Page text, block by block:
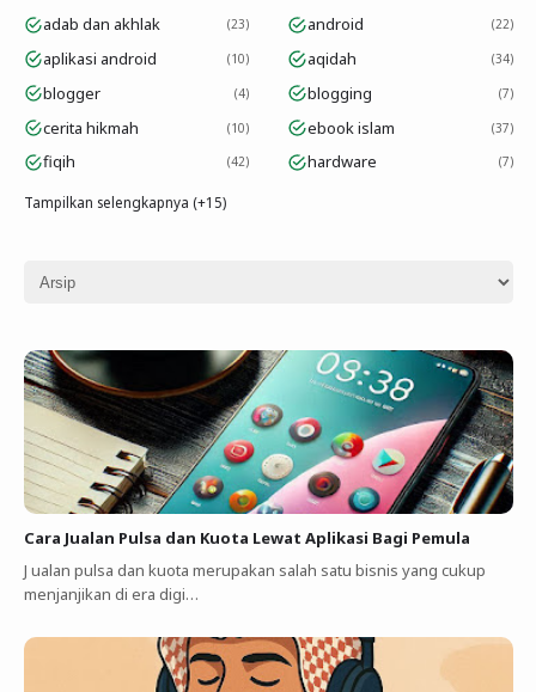
adab dan akhlak 23 android 22
aplikasi android 10 aqidah 34
blogger 4 blogging 7
cerita hikmah 10 ebook islam 37
fiqih 42 hardware 7
Tampilkan selengkapnya (+15)
Cara Jualan Pulsa dan Kuota Lewat Aplikasi Bagi Pemula
J ualan pulsa dan kuota merupakan salah satu bisnis yang cukup
menjanjikan di era digi…